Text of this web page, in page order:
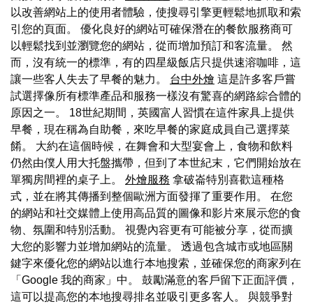
以改善網站上的使用者體驗，使搜尋引擎更輕鬆地抓取和索
引您的頁面。 優化良好的網站可確保潛在的餐飲服務商可
以輕鬆找到並瀏覽您的網站，從而增加預訂和客流量。 然
而，沒有統一的標準，有的四星級飯店只提供速溶咖啡，這
讓一些客人失去了早餐的魅力。 台中外燴 這是許多客戶嘗
試選擇像所有標準產品和服務一樣沒有驚喜的網路綜合體的
原因之一。 18世紀期間，英國富人習慣在這件家具上提供
早餐，現在稱為自助餐，來吃早餐的家庭成員自己選擇菜
餚。 大約在這個時候，在舞會和大型宴會上，食物和飲料
仍然由僕人用大托盤攜帶，但到了本世紀末，它們開始放在
單獨房間裡的桌子上。 外燴服務 拿破崙特別喜歡這種格
式，並在將其傳播到整個歐洲方面發揮了重要作用。 在您
的網站和社交媒體上使用高品質的圖像和影片來展示您的食
物、氛圍和特別活動。 視覺內容更有可能被分享，從而擴
大您的影響力並增加網站的流量。 透過包含城市或地區關
鍵字來優化您的網站以進行本地搜索，並確保您的商家列在
「Google 我的商家」中。 鼓勵滿意的客戶留下正面評價，
這可以提高您的本地搜尋排名並吸引更多客人。 與競爭對